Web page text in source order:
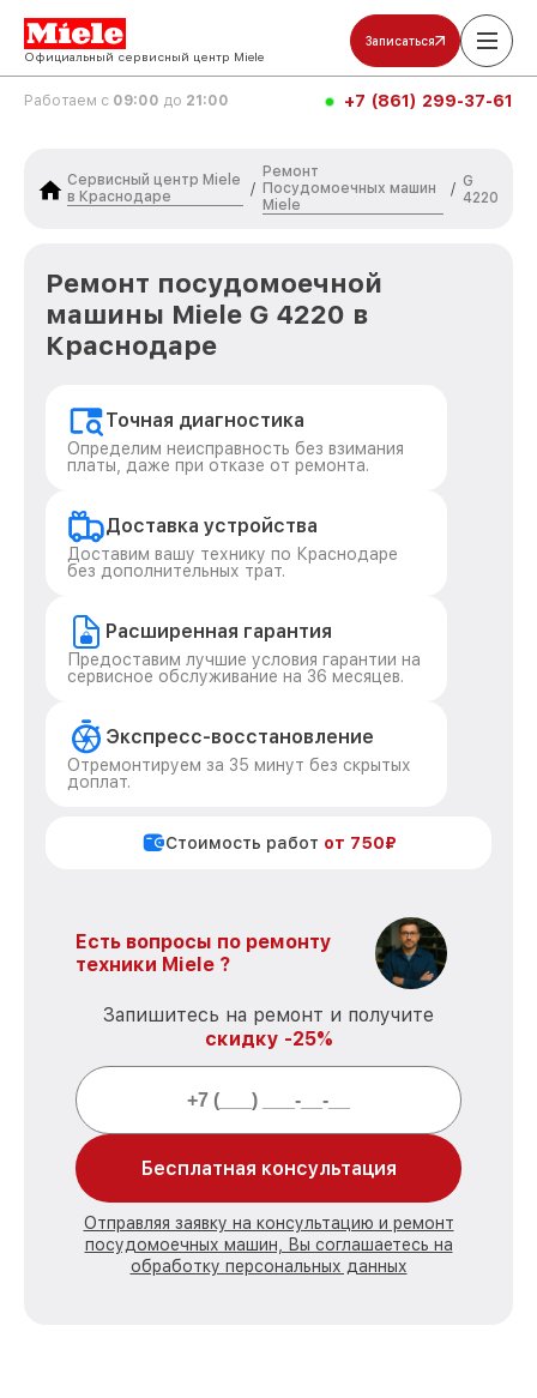
Официальный сервисный центр Miele
Записаться
Работаем с 09:00 до 21:00 +7 (861) 299-37-61
Сервисный центр Miele
в Краснодаре
/
Ремонт
Посудомоечных машин
Miele
/ G
4220
Ремонт посудомоечной
машины Miele G 4220 в
Краснодаре
Точная диагностика
Определим неисправность без взимания
платы, даже при отказе от ремонта.
Доставка устройства
Доставим вашу технику по Краснодаре
без дополнительных трат.
Расширенная гарантия
Предоставим лучшие условия гарантии на
сервисное обслуживание на 36 месяцев.
Экспресс-восстановление
Отремонтируем за 35 минут без скрытых
доплат.
Стоимость работ от 750₽
Есть вопросы по ремонту
техники Miele ?
Запишитесь на ремонт и получите
скидку -25%
Бесплатная консультация
Отправляя заявку на консультацию и ремонт
посудомоечных машин, Вы соглашаетесь на
обработку персональных данных